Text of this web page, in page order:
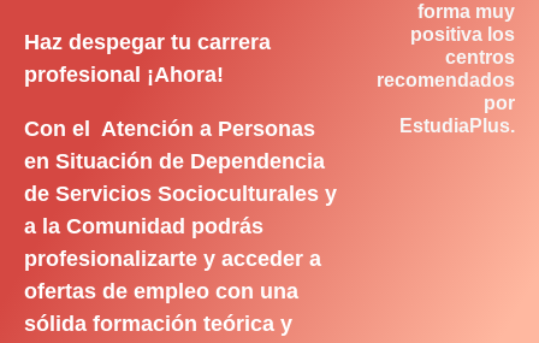
Haz despegar tu carrera
profesional ¡Ahora!
Con el Atención a Personas
en Situación de Dependencia
de Servicios Socioculturales y
a la Comunidad podrás
profesionalizarte y acceder a
ofertas de empleo con una
sólida formación teórica y
forma muy
positiva los
centros
recomendados
por
EstudiaPlus.